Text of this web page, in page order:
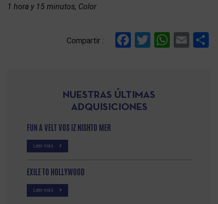
1 hora y 15 minutos, Color
Compartir : Facebook
Twitter
NUESTRAS ÚLTIMAS
ADQUISICIONES
FUN A VELT VOS IZ NISHTO MER
Leer más
EXILE TO HOLLYWOOD
Leer más